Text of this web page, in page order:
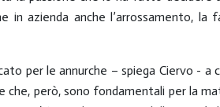
in azienda anche l’arrossamento,
per le annurche – spiega Ciervo -
che, però, sono fondamentali per la